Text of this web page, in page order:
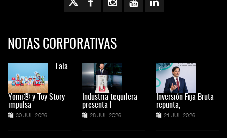
NOTAS CORPORATIVAS
Lala
Yomi® y Toy Story
impulsa
30 JUL 2026
Industria tequilera
presenta l
28 JUL 2026
Inversión Fija Bruta
repunta,
21 JUL 2026